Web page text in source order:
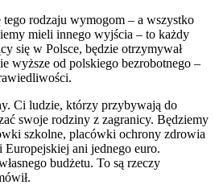
tego rodzaju wymogom – a wszystko
mieli innego wyjścia – to każdy
się w Polsce, będzie otrzymywał
wyższe od polskiego bezrobotnego –
Ci ludzie, którzy przybywają do
swoje rodziny z zagranicy. Będziemy
szkolne, placówki ochrony zdrowia
ani jednego euro.
budżetu. To są rzeczy